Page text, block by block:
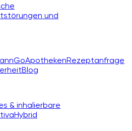
und
ApothekenRezeptanfrage
Blog
& inhalierbare
Hybrid